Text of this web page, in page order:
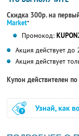
Скидка 300р. на
Market*
Промокод:
Акция действует до
Акция действует
Купон действителен
Узнай, как